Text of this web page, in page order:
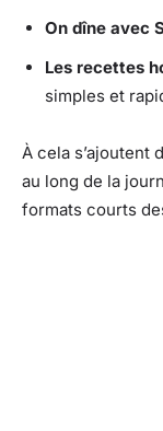
On dîne avec
Les recettes
simples et
À cela
au long de la
formats courts